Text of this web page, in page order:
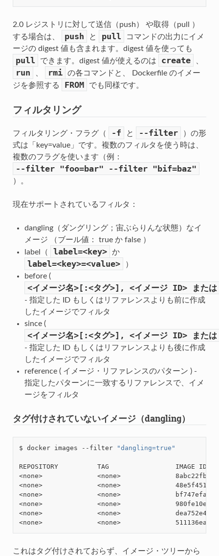
2.0 レジストリに対して送信（push） や取得（pull ）
する場合は、
push と pull
コマンドの出力にイメ
ージの digest 値も含まれます。digest 値を使っても
pull できます。digest 値が使えるのは create
run rmi
の各コマンドと、 Dockerfile のイメー
ジを参照する
FROM でも同様です。
フィルタリング
フィルタリング・フラグ（ -f と --filter
）の形
式は「key=value」です。複数のフィルタを使う時は、
複数のフラグを使います（例：
--filter "foo=bar" --filter "bif=baz"
）。
現在サポートされているフィルタ：
dangling（ダングリング；宙ぶらりんな状態）なイ
メージ （ブール値： true か false ）
label（
label=<key> か
label=<key>=<value>
）
before (
<イメージ名>[:<タグ>], <イメージ ID> または
- 指定した ID もしくはリファレンスよりも前に作成
したイメージでフィルタ
since (
<イメージ名>[:<タグ>], <イメージ ID> または
- 指定した ID もしくはリファレンスよりも後に作成
したイメージでフィルタ
reference ( イメージ・リファレンスのパターン ) -
指定したパターンに一致するリファレンスで、イメ
ージをフィルタ
タグ付けされていないイメージ（dangling）
$ docker images --filter "dangling=true"
REPOSITORY          TAG                 IMAGE
<none>              <none>
<none>              <none>
<none>              <none>
<none>              <none>
<none>              <none>
<none>              <none>
これはタグ付けされておらず、イメージ・ツリーから